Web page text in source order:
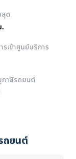
สุด
.
เข้าศูนย์บริการ
ภาษีรถยนต์
ถยนต์